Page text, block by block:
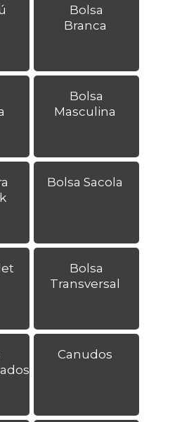
Bolsa
Branca
Bolsa
Masculina
Bolsa Sacola
Bolsa
Transversal
Canudos